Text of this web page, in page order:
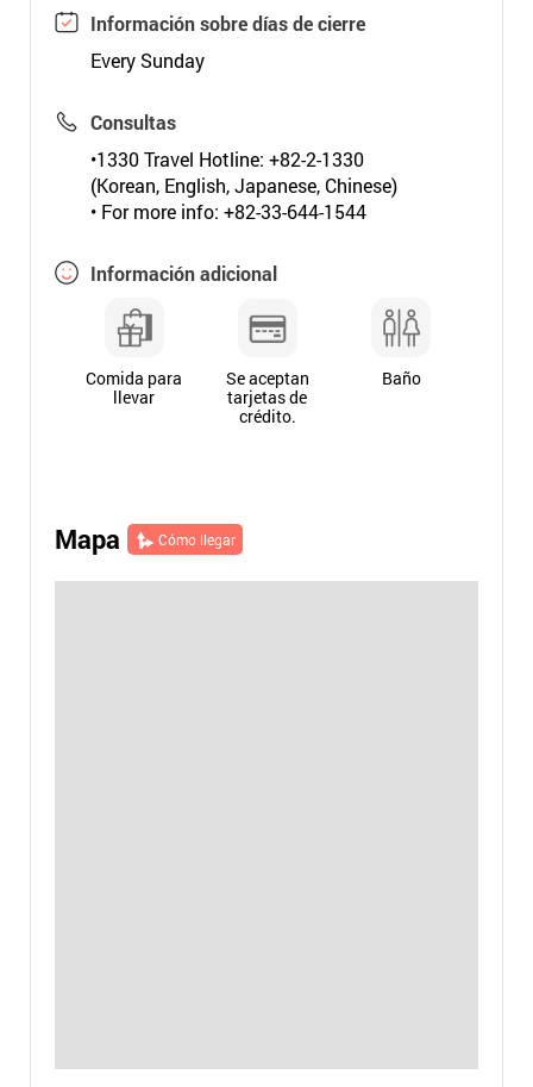
Información sobre días de cierre
Every Sunday
Consultas
•1330 Travel Hotline: +82-2-1330
(Korean, English, Japanese, Chinese)
• For more info: +82-33-644-1544
Información adicional
Comida para
llevar
Se aceptan
tarjetas de
crédito.
Baño
Mapa Cómo llegar